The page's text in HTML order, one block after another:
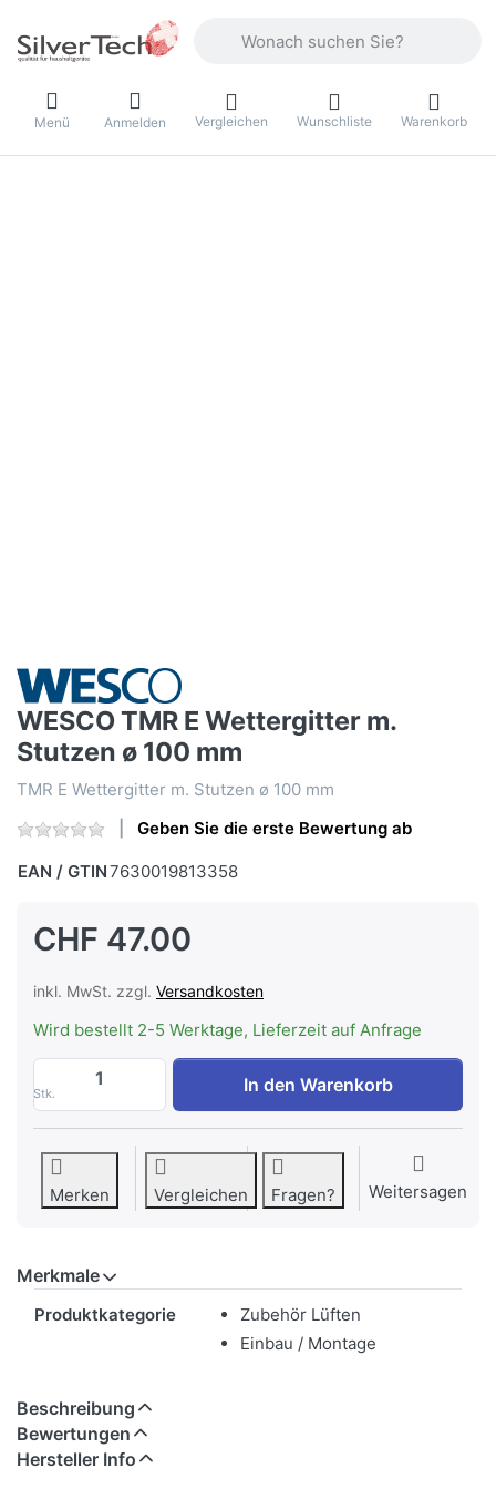
Menü Anmelden Vergleichen Wunschliste Warenkorb
WESCO TMR E Wettergitter m.
Stutzen ø 100 mm
TMR E Wettergitter m. Stutzen ø 100 mm
Geben Sie die erste Bewertung ab
EAN / GTIN7630019813358
CHF 47.00
inkl. MwSt. zzgl. Versandkosten
Wird bestellt 2-5 Werktage, Lieferzeit auf Anfrage
Stk.
WESCO TMR E Wettergitter m. Stutzen
In den Warenkorb
Merken Vergleichen Fragen? Weitersagen
Merkmale
Produktkategorie
Zubehör Lüften
Einbau / Montage
Beschreibung
Bewertungen
Hersteller Info